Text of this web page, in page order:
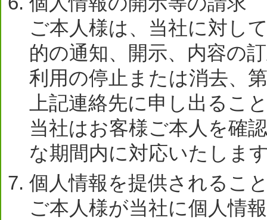
ご本人様は、当社に対し
的の通知、開示、内容の
利用の停止または消去、
上記連絡先に申し出るこ
当社はお客様ご本人を確
な期間内に対応いたしま
個人情報を提供されるこ
ご本人様が当社に個人情